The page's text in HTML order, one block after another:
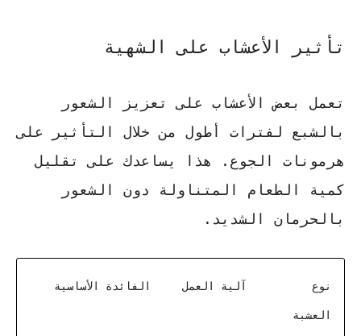
تأثير الأعشاب على الشهية
تعمل بعض الأعشاب على تعزيز الشعور
بالشبع لفترات أطول من خلال التأثير على
هرمونات الجوع. هذا يساعدك على تقليل
كمية الطعام المتناولة دون الشعور
بالحرمان الشديد.
نوع
العشبة
آلية العمل الفائدة الأساسية